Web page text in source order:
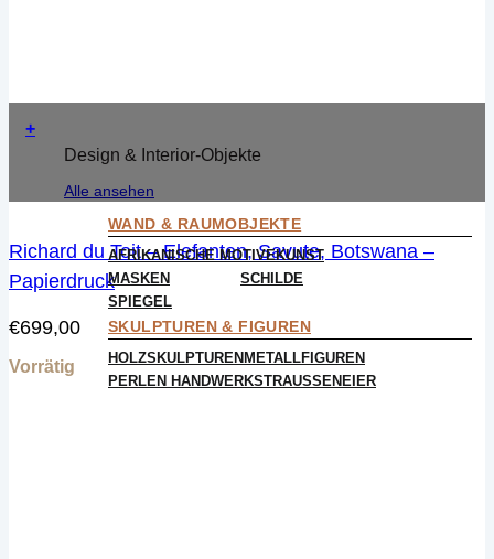
Design & Interior-Objekte
Alle ansehen
WAND & RAUMOBJEKTE
AFRIKANISCHE MOTIVEKUNST
MASKEN
SCHILDE
SPIEGEL
SKULPTUREN & FIGUREN
HOLZSKULPTURENMETALLFIGUREN
PERLEN HANDWERKSTRAUSSENEIER
+
Richard du Toit – Elefanten, Savute, Botswana –
Papierdruck
€699,00
Vorrätig